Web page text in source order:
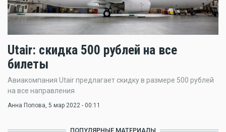
Utair: скидка 500 рублей на все
билеты
Авиакомпания Utair предлагает скидку в размере 500 рублей
на все направления
Анна Попова, 5 мар 2022 - 00:11
ПОПУЛЯРНЫЕ МАТЕРИАЛЫ